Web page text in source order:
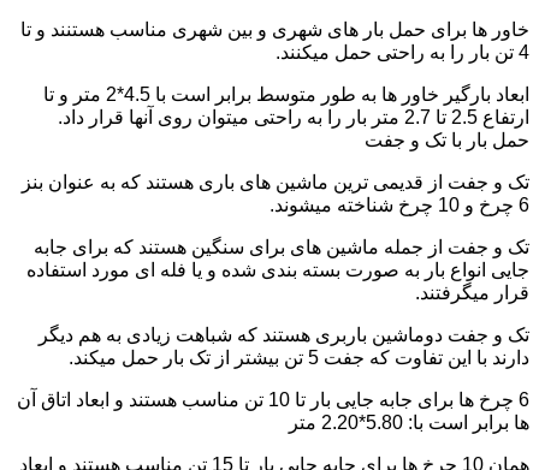
خاور ها برای حمل بار های شهری و بین شهری مناسب هستنند و تا
4 تن بار را به راحتی حمل میکنند.
ابعاد بارگیر خاور ها به طور متوسط برابر است با 4.5*2 متر و تا
ارتفاع 2.5 تا 2.7 متر بار را به راحتی میتوان روی آنها قرار داد.
حمل بار با تک و جفت
تک و جفت از قدیمی ترین ماشین های باری هستند که به عنوان بنز
6 چرخ و 10 چرخ شناخته میشوند.
تک و جفت از جمله ماشین های برای سنگین هستند که برای جابه
جایی انواع بار به صورت بسته بندی شده و یا فله ای مورد استفاده
قرار میگرفتند.
تک و جفت دوماشین باربری هستند که شباهت زیادی به هم دیگر
دارند با این تفاوت که جفت 5 تن بیشتر از تک بار حمل میکند.
6 چرخ ها برای جابه جایی بار تا 10 تن مناسب هستند و ابعاد اتاق آن
ها برابر است با: 5.80*2.20 متر
همان 10 چرخ ها برای جابه جایی بار تا 15 تن مناسب هستند و ابعاد